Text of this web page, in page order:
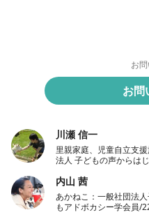
お
お問
川瀬 信一
里親家庭、児童自立支
法人 子どもの声からは
内山 茜
あかねこ：一般社団法
もアドボカシー学会員/